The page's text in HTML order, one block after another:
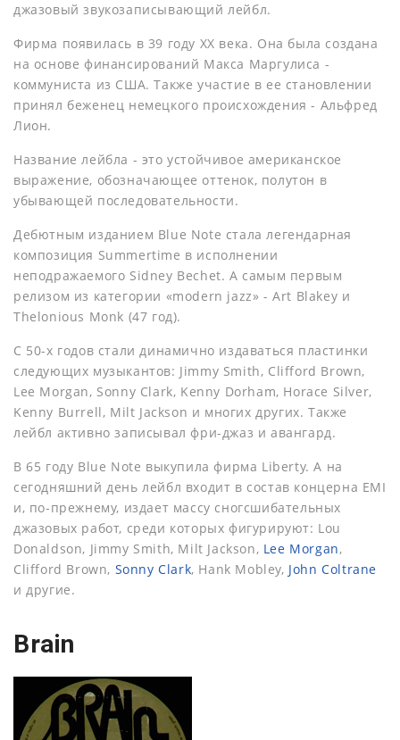
джазовый звукозаписывающий лейбл.
Фирма появилась в 39 году ХХ века. Она была создана
на основе финансирований Макса Маргулиса -
коммуниста из США. Также участие в ее становлении
принял беженец немецкого происхождения - Альфред
Лион.
Название лейбла - это устойчивое американское
выражение, обозначающее оттенок, полутон в
убывающей последовательности.
Дебютным изданием Blue Note стала легендарная
композиция Summertime в исполнении
неподражаемого Sidney Bechet. А самым первым
релизом из категории «modern jazz» - Art Blakey и
Thelonious Monk (47 год).
С 50-х годов стали динамично издаваться пластинки
следующих музыкантов: Jimmy Smith, Clifford Brown,
Lee Morgan, Sonny Clark, Kenny Dorham, Horace Silver,
Kenny Burrell, Milt Jackson и многих других. Также
лейбл активно записывал фри-джаз и авангард.
В 65 году Blue Note выкупила фирма Liberty. А на
сегодняшний день лейбл входит в состав концерна EMI
и, по-прежнему, издает массу сногсшибательных
джазовых работ, среди которых фигурируют: Lou
Donaldson, Jimmy Smith, Milt Jackson, Lee Morgan,
Clifford Brown, Sonny Clark, Hank Mobley, John Coltrane
и другие.
Brain